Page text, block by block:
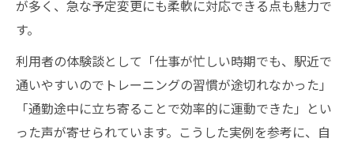
が多く、急な予定変更にも柔軟に対応できる点も魅力で
す。
利用者の体験談として「仕事が忙しい時期でも、駅近で
通いやすいのでトレーニングの習慣が途切れなかった」
「通勤途中に立ち寄ることで効率的に運動できた」とい
った声が寄せられています。こうした実例を参考に、自